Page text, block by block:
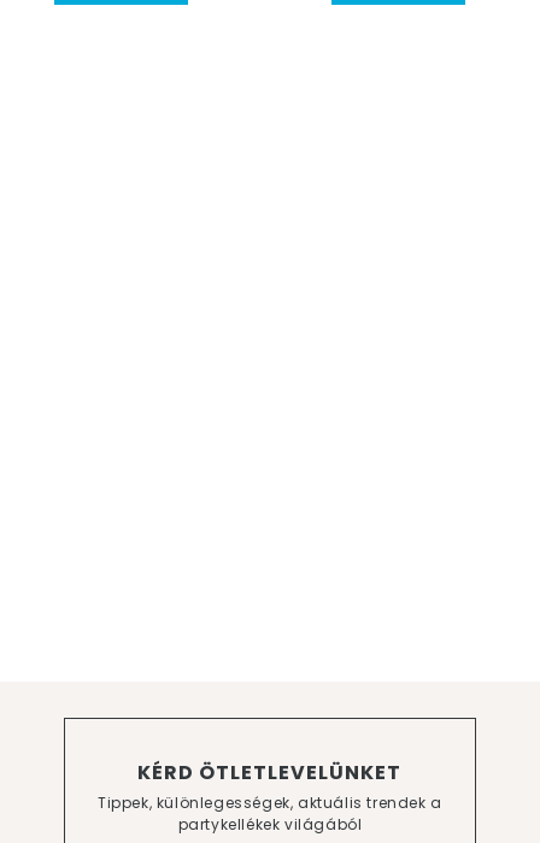
KÉRD ÖTLETLEVELÜNKET
Tippek, különlegességek, aktuális trendek a
partykellékek világából